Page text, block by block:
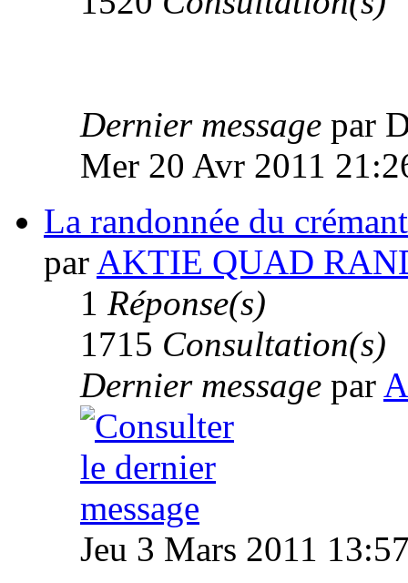
Dernier message par
Mer 20 Avr 2011
La randonnée du
par AKTIE QUAD
1 Réponse(s)
1715 Consultation(s)
Dernier message par
Jeu 3 Mars 2011